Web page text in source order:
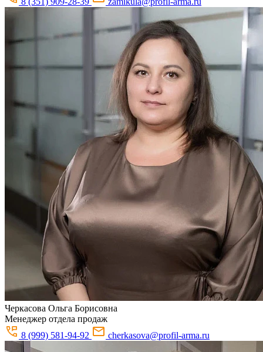
Черкасова Ольга Борисовна
Менеджер отдела продаж
8 (999) 581-94-92
cherkasova@profil-arma.ru